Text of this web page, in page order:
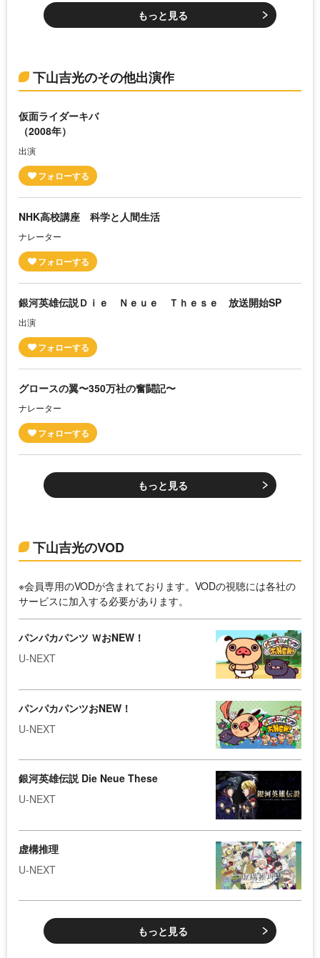
もっと見る
下山吉光のその他出演作
仮面ライダーキバ
（2008年）
出演
NHK高校講座 科学と人間生活
ナレーター
銀河英雄伝説Ｄｉｅ Ｎｅｕｅ Ｔｈｅｓｅ 放送開始SP
出演
グロースの翼〜350万社の奮闘記〜
ナレーター
もっと見る
下山吉光のVOD
※会員専用のVODが含まれております。VODの視聴には各社の
サービスに加入する必要があります。
パンパカパンツ ＷおNEW！
U-NEXT
パンパカパンツおNEW！
U-NEXT
銀河英雄伝説 Die Neue These
U-NEXT
虚構推理
U-NEXT
もっと見る